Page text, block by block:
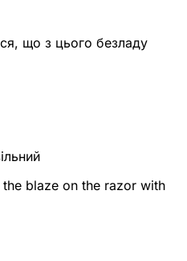
що з цього безладу
blaze on the razor with